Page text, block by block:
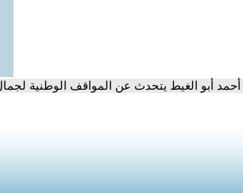
أبو الغيط يتحدث عن المواقف الوطنية